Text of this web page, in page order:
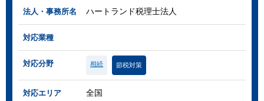
法人・事務所名 ハートランド税理士法人
対応業種
対応分野 相続 節税対策
対応エリア 全国